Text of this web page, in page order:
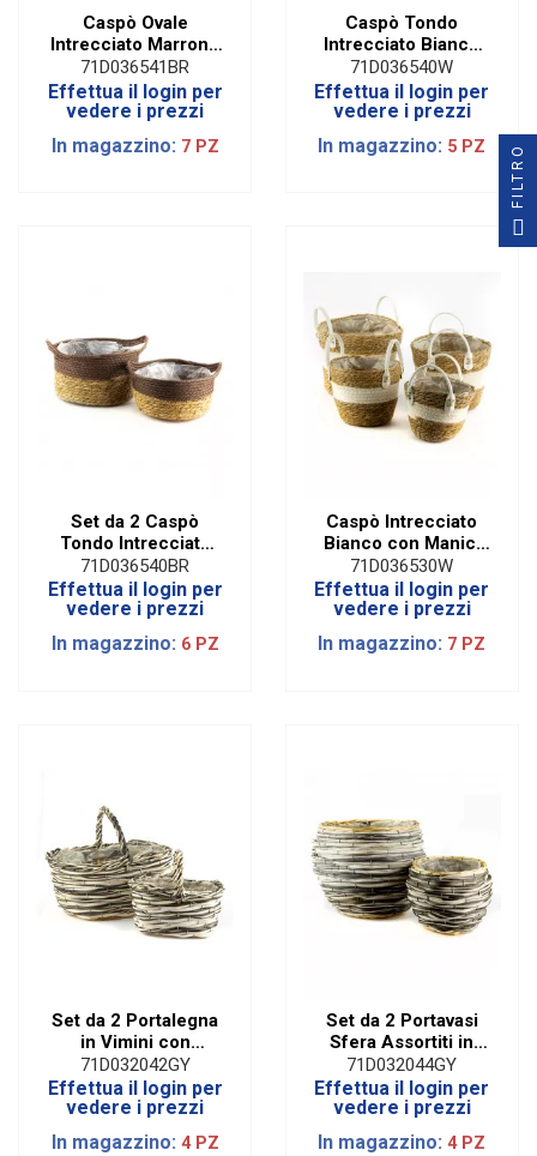
Caspò Ovale
Intrecciato Marrone
con Manici | Set da 2
Assortiti
71D036541BR
Effettua il login per
vedere i prezzi
In magazzino: 7 PZ
Caspò Tondo
Intrecciato Bianco
con Manici | Set da 2
Assortiti
71D036540W
Effettua il login per
vedere i prezzi
In magazzino: 5 PZ
Set da 2 Caspò
Tondo Intrecciato
Marrone Assortiti
con Manici
71D036540BR
Effettua il login per
vedere i prezzi
In magazzino: 6 PZ
Caspò Intrecciato
Bianco con Manici
Ecopelle | Set da 4
Assortiti
71D036530W
Effettua il login per
vedere i prezzi
In magazzino: 7 PZ
Set da 2 Portalegna
in Vimini con
Manico Assortite
71D032042GY
Effettua il login per
vedere i prezzi
In magazzino: 4 PZ
Set da 2 Portavasi
Sfera Assortiti in
Vimini Grigio
71D032044GY
Effettua il login per
vedere i prezzi
In magazzino: 4 PZ
FILTRO